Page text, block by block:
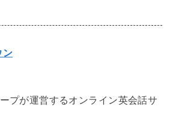
ン
プが運営するオンライン英会話サ